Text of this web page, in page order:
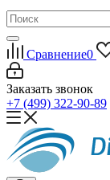
Сравнение0
Заказать звонок
+7 (499) 322-90-89